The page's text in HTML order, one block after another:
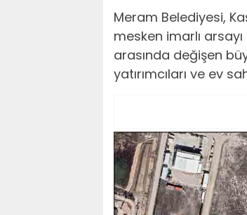
Meram Belediyesi,
mesken imarlı
arasında değişen
yatırımcıları ve ev